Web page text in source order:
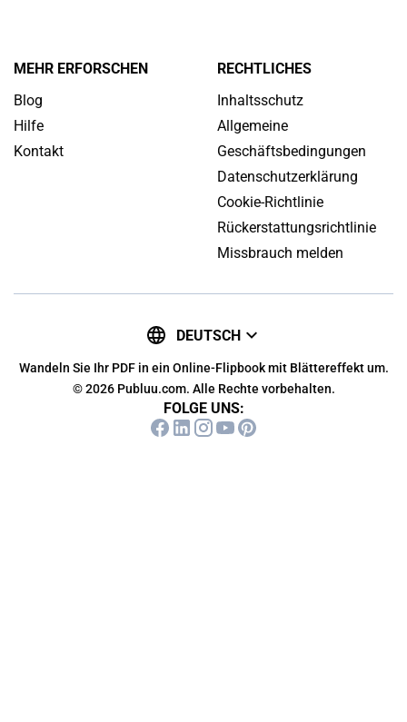
MEHR ERFORSCHEN
Blog
Hilfe
Kontakt
RECHTLICHES
Inhaltsschutz
Allgemeine
Geschäftsbedingungen
Datenschutzerklärung
Cookie-Richtlinie
Rückerstattungsrichtlinie
Missbrauch melden
DEUTSCH
Wandeln Sie Ihr PDF in ein Online-Flipbook mit Blättereffekt um.
© 2026 Publuu.com. Alle Rechte vorbehalten.
FOLGE UNS: